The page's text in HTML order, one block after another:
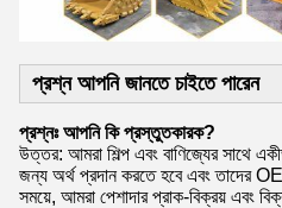
প্রশ্ন আপনি জানতে চাইতে পারেন
প্রশ্নঃ আপনি কি প্রস্তুতকারক?
উত্তর: আমরা শিল্প এবং বাণিজ্যের সাথে
জন্য অর্থ প্রদান করতে হবে এবং তাদের
সময়ে, আমরা পেশাদার প্রাক-বিক্রয় এবং